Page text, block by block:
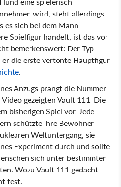
wird, steht allerdings
es sich bei dem Mann
Spielfigur handelt, ist das vor
bemerkenswert: Der Typ
die erste vertonte Hauptfigur
.
Anzugs prangt die Nummer
gezeigten Vault 111. Die
bisherigen Spiel vor. Jede
schützte ihre Bewohner
Weltuntergang, sie
Experiment durch und sollte
sich unter bestimmten
Wozu Vault 111 gedacht
fest.